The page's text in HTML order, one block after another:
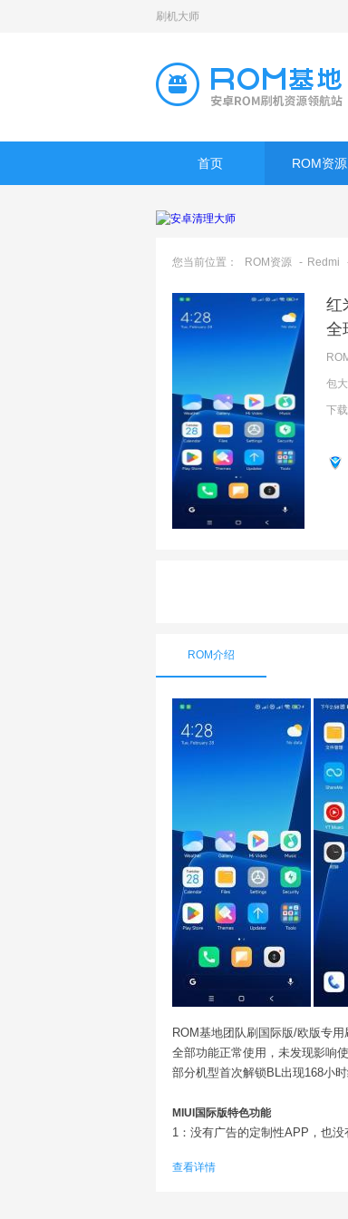
刷机大师
首页 ROM资源
您当前位置： ROM资源 - Redmi
红
全
包大
下载
ROM介绍
ROM基地团队刷国际版/欧版专
全部功能正常使用，未发现影响
部分机型首次解锁BL出现168小
MIUI国际版特色功能
1：没有广告的定制性APP，也
3：全球语言支持，不管你是俄/
查看详情